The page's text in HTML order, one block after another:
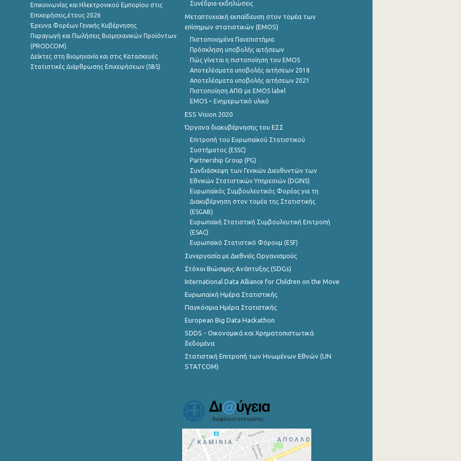
Επικοινωνίας και Ηλεκτρονικού Εμπορίου στις
Επιχειρήσεις,έτους 2026
Έρευνα Φορέων Γενικής Κυβέρνησης
Παραγωγή και Πωλήσεις Βιομηχανικών Προϊόντων
(PRODCOM)
Δείκτες στη Βιομηχανία και στις Κατασκευές
Στατιστικές Διάρθρωσης Επιχειρήσεων (SBS)
Συνέδρια-εκδηλώσεις
Μεταπτυχιακή εκπαίδευση στον τομέα των
επίσημων στατιστικών (EMOS)
Πιστοποιημένα Πανεπιστήμια
Πρόσκληση υποβολής αιτήσεων
Πώς γίνεται η πιστοποίηση του EMOS
Αποτελέσματα υποβολής αιτήσεων 2018
Αποτελέσματα υποβολής αιτήσεων 2021
Πιστοποίηση ΑΠΘ με EMOS label
EMOS – Ενημερωτικό υλικό
ESS Vision 2020
Όργανα διακυβέρνησης του ΕΣΣ
Επιτροπή του Ευρωπαϊκού Στατιστικού
Συστήματος (ESSC)
Partnership Group (PG)
Συνδιάσκεψη των Γενικών Διευθυντών των
Εθνικών Στατιστικών Υπηρεσιών (DGINS)
Ευρωπαϊκός Συμβουλευτικός Φορέας για τη
Διακυβέρνηση στον τομέα της Στατιστικής
(ESGAB)
Ευρωπαϊκή Στατιστική Συμβουλευτική Επιτροπή
(ESAC)
Ευρωπαϊκό Στατιστικό Φόρουμ (ESF)
Συνεργασία με Διεθνείς Οργανισμούς
Στόχοι Βιώσιμης Ανάπτυξης (SDGs)
International Data Alliance for Children on the Move
Ευρωπαϊκή Ημέρα Στατιστικής
Παγκόσμια Ημέρα Στατιστικής
European Big Data Hackathon
SDDS - Οικονομικά και Χρηματοπιστωτικά
δεδομένα
Στατιστική Επιτροπή των Ηνωμένων Εθνών (UN
STATCOM)